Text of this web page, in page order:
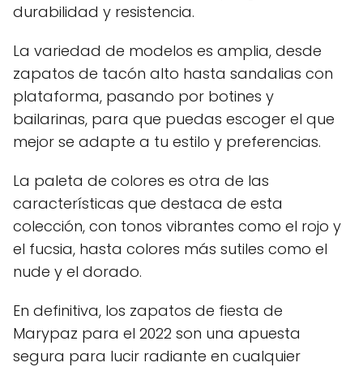
durabilidad y resistencia.
La variedad de modelos es amplia, desde
zapatos de tacón alto hasta sandalias con
plataforma, pasando por botines y
bailarinas, para que puedas escoger el que
mejor se adapte a tu estilo y preferencias.
La paleta de colores es otra de las
características que destaca de esta
colección, con tonos vibrantes como el rojo y
el fucsia, hasta colores más sutiles como el
nude y el dorado.
En definitiva, los zapatos de fiesta de
Marypaz para el 2022 son una apuesta
segura para lucir radiante en cualquier